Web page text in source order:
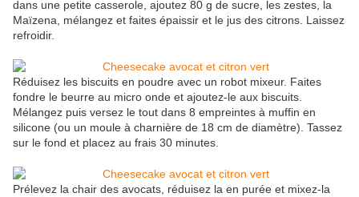
dans une petite casserole, ajoutez 80 g de sucre, les zestes, la
Maïzena, mélangez et faites épaissir et le jus des citrons. Laissez
refroidir.
Réduisez les biscuits en poudre avec un robot mixeur. Faites
fondre le beurre au micro onde et ajoutez-le aux biscuits.
Mélangez puis versez le tout dans 8 empreintes à muffin en
silicone (ou un moule à charnière de 18 cm de diamètre). Tassez
sur le fond et placez au frais 30 minutes.
Prélevez la chair des avocats, réduisez la en purée et mixez-la